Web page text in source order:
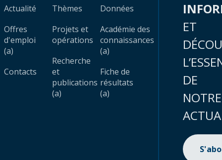
Actualité
Offres
d'emploi
(a)
Contacts
Thèmes
Projets et
opérations
Recherche
et
publications
(a)
Données
Académie des
connaissances
(a)
Fiche de
résultats
(a)
ET
DE
NOTRE